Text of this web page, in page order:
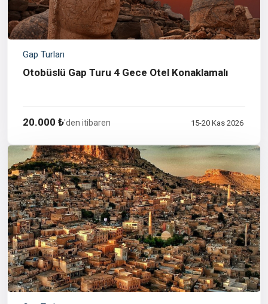
Gap Turları
Otobüslü Gap Turu 4 Gece Otel Konaklamalı
20.000 ₺'den itibaren 15-20 Kas 2026